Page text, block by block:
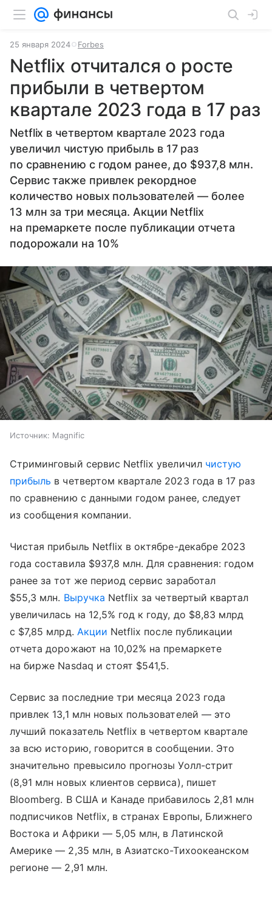
25 января 2024 Forbes
Netflix отчитался о росте
прибыли в четвертом
квартале 2023 года в 17 раз
Netflix в четвертом квартале 2023 года
увеличил чистую прибыль в 17 раз
по сравнению с годом ранее, до $937,8 млн.
Сервис также привлек рекордное
количество новых пользователей — более
13 млн за три месяца. Акции Netflix
на премаркете после публикации отчета
подорожали на 10%
Источник: Magnific
Стриминговый сервис Netflix увеличил чистую
прибыль в четвертом квартале 2023 года в 17 раз
по сравнению с данными годом ранее, следует
из сообщения компании.
Чистая прибыль Netflix в октябре-декабре 2023
года составила $937,8 млн. Для сравнения: годом
ранее за тот же период сервис заработал
$55,3 млн. Выручка Netflix за четвертый квартал
увеличилась на 12,5% год к году, до $8,83 млрд
с $7,85 млрд. Акции Netflix после публикации
отчета дорожают на 10,02% на премаркете
на бирже Nasdaq и стоят $541,5.
Сервис за последние три месяца 2023 года
привлек 13,1 млн новых пользователей — это
лучший показатель Netflix в четвертом квартале
за всю историю, говорится в сообщении. Это
значительно превысило прогнозы Уолл-стрит
(8,91 млн новых клиентов сервиса), пишет
Bloomberg. В США и Канаде прибавилось 2,81 млн
подписчиков Netflix, в странах Европы, Ближнего
Востока и Африки — 5,05 млн, в Латинской
Америке — 2,35 млн, в Азиатско-Тихоокеанском
регионе — 2,91 млн.